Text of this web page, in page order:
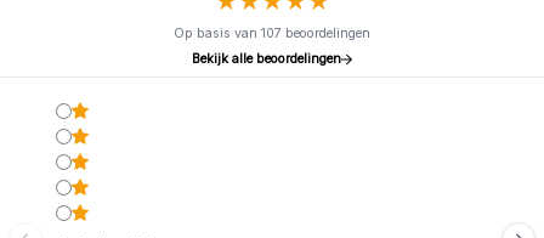
Op basis van 107 beoordelingen
Bekijk alle beoordelingen